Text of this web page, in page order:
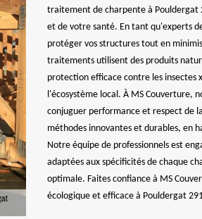
traitement de charpente à Pouldergat
et de votre santé. En tant qu'experts
protéger vos structures tout en
traitements utilisent des produits
protection efficace contre les insectes
l'écosystème local. À MS Couverture,
conjuguer performance et respect de
méthodes innovantes et durables, en
Notre équipe de professionnels est
adaptées aux spécificités de chaque
optimale. Faites confiance à MS
écologique et efficace à Pouldergat